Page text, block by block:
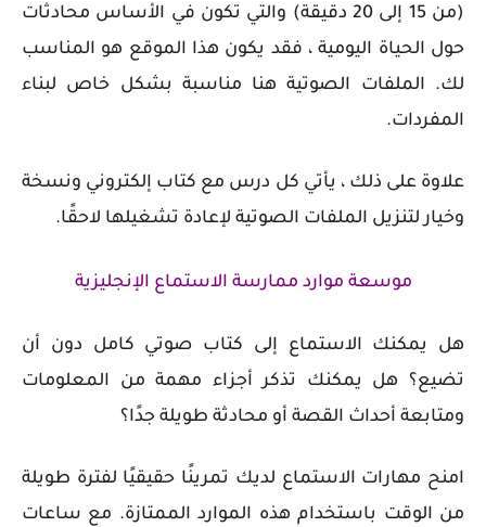
(من 15 إلى 20 دقيقة) والتي تكون في الأساس محادثات
حول الحياة اليومية ، فقد يكون هذا الموقع هو المناسب
لك. الملفات الصوتية هنا مناسبة بشكل خاص لبناء
المفردات.
علاوة على ذلك ، يأتي كل درس مع كتاب إلكتروني ونسخة
وخيار لتنزيل الملفات الصوتية لإعادة تشغيلها لاحقًا.
موسعة موارد ممارسة الاستماع الإنجليزية
هل يمكنك الاستماع إلى كتاب صوتي كامل دون أن
تضيع؟ هل يمكنك تذكر أجزاء مهمة من المعلومات
ومتابعة أحداث القصة أو محادثة طويلة جدًا؟
امنح مهارات الاستماع لديك تمرينًا حقيقيًا لفترة طويلة
من الوقت باستخدام هذه الموارد الممتازة. مع ساعات